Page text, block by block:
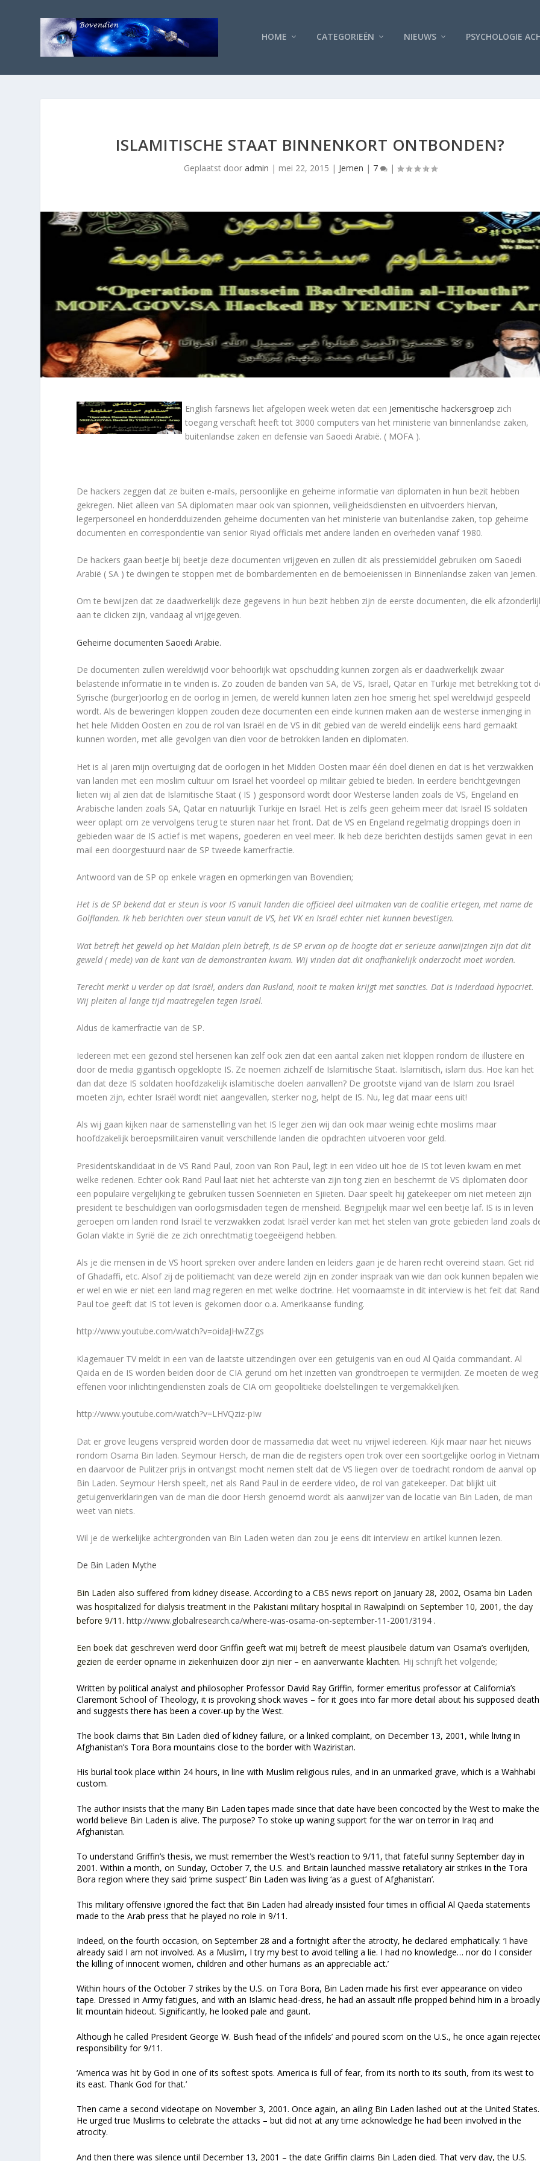
HOME CATEGORIEËN NIEUWS PSYCHOLOGIE
ISLAMITISCHE STAAT BINNENKORT ONTBONDEN?
Geplaatst door admin | mei 22, 2015 | Jemen | 7 |
English farsnews liet afgelopen week weten dat een Jemenitische hackersgroep zich
toegang verschaft heeft tot 3000 computers van het ministerie van binnenlandse zaken,
buitenlandse zaken en defensie van Saoedi Arabië. ( MOFA ).
De hackers zeggen dat ze buiten e-mails, persoonlijke en geheime informatie van diplomaten in hun bezit hebben
gekregen. Niet alleen van SA diplomaten maar ook van spionnen, veiligheidsdiensten en uitvoerders hiervan,
legerpersoneel en honderdduizenden geheime documenten van het ministerie van buitenlandse zaken, top geheime
documenten en correspondentie van senior Riyad officials met andere landen en overheden vanaf 1980.
De hackers gaan beetje bij beetje deze documenten vrijgeven en zullen dit als pressiemiddel gebruiken om Saoedi
Arabië ( SA ) te dwingen te stoppen met de bombardementen en de bemoeienissen in Binnenlandse zaken van Jemen.
Om te bewijzen dat ze daadwerkelijk deze gegevens in hun bezit hebben zijn de eerste documenten, die elk
aan te clicken zijn, vandaag al vrijgegeven.
Geheime documenten Saoedi Arabie.
De documenten zullen wereldwijd voor behoorlijk wat opschudding kunnen zorgen als er daadwerkelijk zwaar
belastende informatie in te vinden is. Zo zouden de banden van SA, de VS, Israël, Qatar en Turkije met betrekking tot
Syrische (burger)oorlog en de oorlog in Jemen, de wereld kunnen laten zien hoe smerig het spel wereldwijd gespeeld
wordt. Als de beweringen kloppen zouden deze documenten een einde kunnen maken aan de westerse inmenging in
het hele Midden Oosten en zou de rol van Israël en de VS in dit gebied van de wereld eindelijk eens hard gemaakt
kunnen worden, met alle gevolgen van dien voor de betrokken landen en diplomaten.
Het is al jaren mijn overtuiging dat de oorlogen in het Midden Oosten maar één doel dienen en dat is het verzwakken
van landen met een moslim cultuur om Israël het voordeel op militair gebied te bieden. In eerdere berichtgevingen
lieten wij al zien dat de Islamitische Staat ( IS ) gesponsord wordt door Westerse landen zoals de VS, Engeland en
Arabische landen zoals SA, Qatar en natuurlijk Turkije en Israël. Het is zelfs geen geheim meer dat Israël IS soldaten
weer oplapt om ze vervolgens terug te sturen naar het front. Dat de VS en Engeland regelmatig droppings doen in
gebieden waar de IS actief is met wapens, goederen en veel meer. Ik heb deze berichten destijds samen gevat in een
mail een doorgestuurd naar de SP tweede kamerfractie.
Antwoord van de SP op enkele vragen en opmerkingen van Bovendien;
Het is de SP bekend dat er steun is voor IS vanuit landen die officieel deel uitmaken van de coalitie ertegen, met name de
Golflanden. Ik heb berichten over steun vanuit de VS, het VK en Israël echter niet kunnen bevestigen.
Wat betreft het geweld op het Maidan plein betreft, is de SP ervan op de hoogte dat er serieuze aanwijzingen zijn dat dit
geweld ( mede) van de kant van de demonstranten kwam. Wij vinden dat dit onafhankelijk onderzocht moet worden.
Terecht merkt u verder op dat Israël, anders dan Rusland, nooit te maken krijgt met sancties. Dat is inderdaad hypocriet.
Wij pleiten al lange tijd maatregelen tegen Israël.
Aldus de kamerfractie van de SP.
Iedereen met een gezond stel hersenen kan zelf ook zien dat een aantal zaken niet kloppen rondom de illustere en
door de media gigantisch opgeklopte IS. Ze noemen zichzelf de Islamitische Staat. Islamitisch, islam dus. Hoe kan het
dan dat deze IS soldaten hoofdzakelijk islamitische doelen aanvallen? De grootste vijand van de Islam zou Israël
moeten zijn, echter Israël wordt niet aangevallen, sterker nog, helpt de IS. Nu, leg dat maar eens uit!
Als wij gaan kijken naar de samenstelling van het IS leger zien wij dan ook maar weinig echte moslims maar
hoofdzakelijk beroepsmilitairen vanuit verschillende landen die opdrachten uitvoeren voor geld.
Presidentskandidaat in de VS Rand Paul, zoon van Ron Paul, legt in een video uit hoe de IS tot leven kwam en met
welke redenen. Echter ook Rand Paul laat niet het achterste van zijn tong zien en beschermt de VS diplomaten door
een populaire vergelijking te gebruiken tussen Soennieten en Sjiieten. Daar speelt hij gatekeeper om niet meteen zijn
president te beschuldigen van oorlogsmisdaden tegen de mensheid. Begrijpelijk maar wel een beetje laf. IS is in leven
geroepen om landen rond Israël te verzwakken zodat Israël verder kan met het stelen van grote gebieden land zoals
Golan vlakte in Syrië die ze zich onrechtmatig toegeëigend hebben.
Als je die mensen in de VS hoort spreken over andere landen en leiders gaan je de haren recht overeind staan. Get rid
of Ghadaffi, etc. Alsof zij de politiemacht van deze wereld zijn en zonder inspraak van wie dan ook kunnen bepalen wie
er wel en wie er niet een land mag regeren en met welke doctrine. Het voornaamste in dit interview is het feit dat Rand
Paul toe geeft dat IS tot leven is gekomen door o.a. Amerikaanse funding.
http://www.youtube.com/watch?v=oidaJHwZZgs
Klagemauer TV meldt in een van de laatste uitzendingen over een getuigenis van en oud Al Qaida commandant. Al
Qaida en de IS worden beiden door de CIA gerund om het inzetten van grondtroepen te vermijden. Ze moeten de weg
effenen voor inlichtingendiensten zoals de CIA om geopolitieke doelstellingen te vergemakkelijken.
http://www.youtube.com/watch?v=LHVQziz-pIw
Dat er grove leugens verspreid worden door de massamedia dat weet nu vrijwel iedereen. Kijk maar naar het nieuws
rondom Osama Bin laden. Seymour Hersch, de man die de registers open trok over een soortgelijke oorlog in Vietnam
en daarvoor de Pulitzer prijs in ontvangst mocht nemen stelt dat de VS liegen over de toedracht rondom de aanval op
Bin Laden. Seymour Hersh speelt, net als Rand Paul in de eerdere video, de rol van gatekeeper. Dat blijkt uit
getuigenverklaringen van de man die door Hersh genoemd wordt als aanwijzer van de locatie van Bin Laden, de man
weet van niets.
Wil je de werkelijke achtergronden van Bin Laden weten dan zou je eens dit interview en artikel kunnen lezen.
De Bin Laden Mythe
Bin Laden also suffered from kidney disease. According to a CBS news report on January 28, 2002, Osama bin Laden
was hospitalized for dialysis treatment in the Pakistani military hospital in Rawalpindi on September 10, 2001, the day
before 9/11.http://www.globalresearch.ca/where-was-osama-on-september-11-2001/3194 .
Een boek dat geschreven werd door Griffin geeft wat mij betreft de meest plausibele datum van Osama’s overlijden,
gezien de eerder opname in ziekenhuizen door zijn nier – en aanverwante klachten. Hij schrijft het volgende;
Written by political analyst and philosopher Professor David Ray Griffin, former emeritus professor at California’s
Claremont School of Theology, it is provoking shock waves – for it goes into far more detail about his supposed death
and suggests there has been a cover-up by the West.
The book claims that Bin Laden died of kidney failure, or a linked complaint, on December 13, 2001, while living in
Afghanistan’s Tora Bora mountains close to the border with Waziristan.
His burial took place within 24 hours, in line with Muslim religious rules, and in an unmarked grave, which is a Wahhabi
custom.
The author insists that the many Bin Laden tapes made since that date have been concocted by the West to make the
world believe Bin Laden is alive. The purpose? To stoke up waning support for the war on terror in Iraq and
Afghanistan.
To understand Griffin’s thesis, we must remember the West’s reaction to 9/11, that fateful sunny September day in
2001. Within a month, on Sunday, October 7, the U.S. and Britain launched massive retaliatory air strikes in the Tora
Bora region where they said ‘prime suspect’ Bin Laden was living ‘as a guest of Afghanistan’.
This military offensive ignored the fact that Bin Laden had already insisted four times in official Al Qaeda statements
made to the Arab press that he played no role in 9/11.
Indeed, on the fourth occasion, on September 28 and a fortnight after the atrocity, he declared emphatically: ‘I have
already said I am not involved. As a Muslim, I try my best to avoid telling a lie. I had no knowledge… nor do I consider
the killing of innocent women, children and other humans as an appreciable act.’
Within hours of the October 7 strikes by the U.S. on Tora Bora, Bin Laden made his first ever appearance on video
tape. Dressed in Army fatigues, and with an Islamic head-dress, he had an assault rifle propped behind him in a broadly
lit mountain hideout. Significantly, he looked pale and gaunt.
Although he called President George W. Bush ‘head of the infidels’ and poured scorn on the U.S., he once again
responsibility for 9/11.
‘America was hit by God in one of its softest spots. America is full of fear, from its north to its south, from its west to
its east. Thank God for that.’
Then came a second videotape on November 3, 2001. Once again, an ailing Bin Laden lashed out at the United States.
He urged true Muslims to celebrate the attacks – but did not at any time acknowledge he had been involved in the
atrocity.
And then there was silence until December 13, 2001 – the date Griffin claims Bin Laden died. That very day, the U.S.